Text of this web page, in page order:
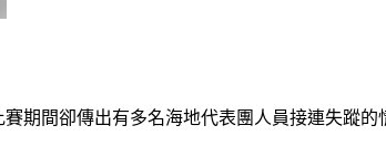
期間卻傳出有多名海地代表團人員接連失蹤的